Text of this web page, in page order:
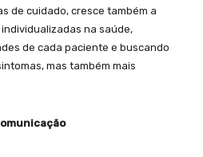
de cuidado, cresce também a
na saúde,
de cada paciente e buscando
mas também mais